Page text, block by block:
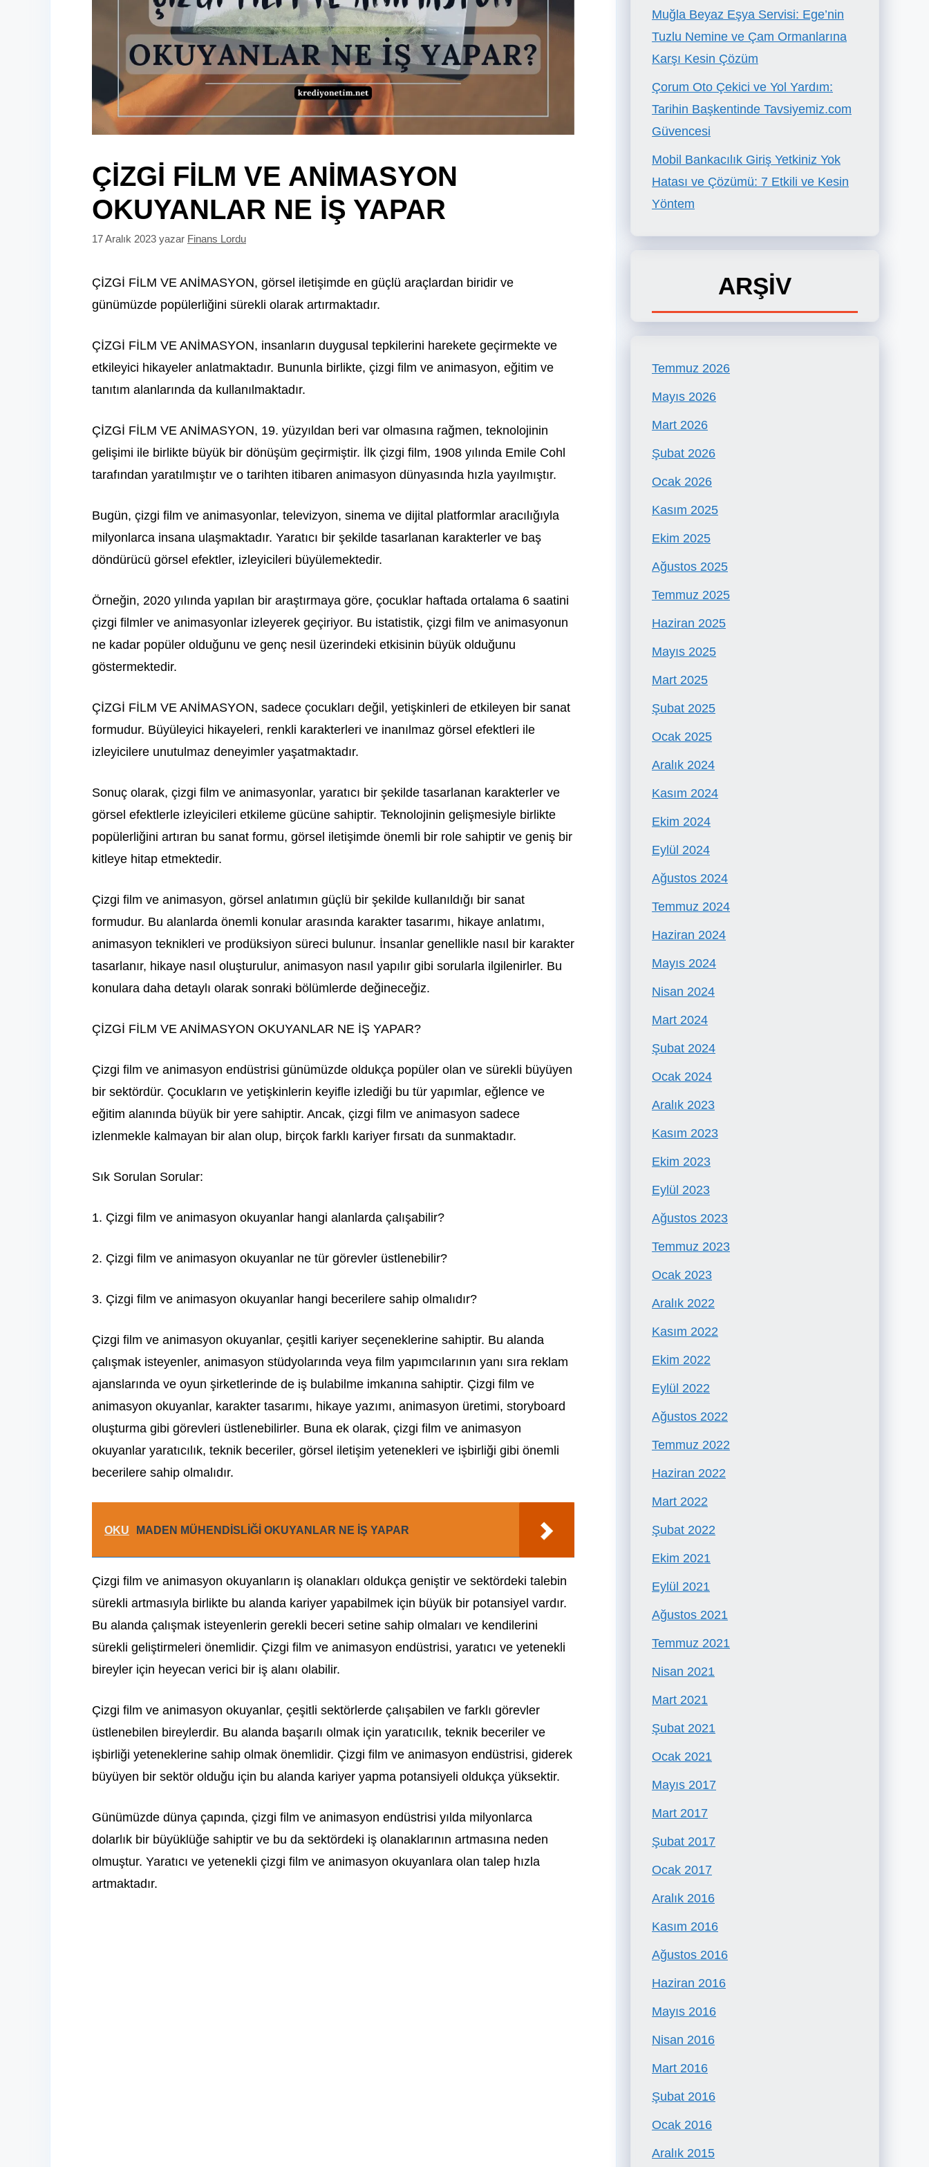
ÇİZGİ FİLM VE ANİMASYON
OKUYANLAR NE İŞ YAPAR
17 Aralık 2023 yazar Finans Lordu
ÇİZGİ FİLM VE ANİMASYON, görsel iletişimde en güçlü araçlardan biridir ve
günümüzde popülerliğini sürekli olarak artırmaktadır.
ÇİZGİ FİLM VE ANİMASYON, insanların duygusal tepkilerini harekete geçirmekte ve
etkileyici hikayeler anlatmaktadır. Bununla birlikte, çizgi film ve animasyon, eğitim ve
tanıtım alanlarında da kullanılmaktadır.
ÇİZGİ FİLM VE ANİMASYON, 19. yüzyıldan beri var olmasına rağmen, teknolojinin
gelişimi ile birlikte büyük bir dönüşüm geçirmiştir. İlk çizgi film, 1908 yılında Emile Cohl
tarafından yaratılmıştır ve o tarihten itibaren animasyon dünyasında hızla yayılmıştır.
Bugün, çizgi film ve animasyonlar, televizyon, sinema ve dijital platformlar aracılığıyla
milyonlarca insana ulaşmaktadır. Yaratıcı bir şekilde tasarlanan karakterler ve baş
döndürücü görsel efektler, izleyicileri büyülemektedir.
Örneğin, 2020 yılında yapılan bir araştırmaya göre, çocuklar haftada ortalama 6 saatini
çizgi filmler ve animasyonlar izleyerek geçiriyor. Bu istatistik, çizgi film ve animasyonun
ne kadar popüler olduğunu ve genç nesil üzerindeki etkisinin büyük olduğunu
göstermektedir.
ÇİZGİ FİLM VE ANİMASYON, sadece çocukları değil, yetişkinleri de etkileyen bir sanat
formudur. Büyüleyici hikayeleri, renkli karakterleri ve inanılmaz görsel efektleri ile
izleyicilere unutulmaz deneyimler yaşatmaktadır.
Sonuç olarak, çizgi film ve animasyonlar, yaratıcı bir şekilde tasarlanan karakterler ve
görsel efektlerle izleyicileri etkileme gücüne sahiptir. Teknolojinin gelişmesiyle birlikte
popülerliğini artıran bu sanat formu, görsel iletişimde önemli bir role sahiptir ve geniş bir
kitleye hitap etmektedir.
Çizgi film ve animasyon, görsel anlatımın güçlü bir şekilde kullanıldığı bir sanat
formudur. Bu alanlarda önemli konular arasında karakter tasarımı, hikaye anlatımı,
animasyon teknikleri ve prodüksiyon süreci bulunur. İnsanlar genellikle nasıl bir karakter
tasarlanır, hikaye nasıl oluşturulur, animasyon nasıl yapılır gibi sorularla ilgilenirler. Bu
konulara daha detaylı olarak sonraki bölümlerde değineceğiz.
ÇİZGİ FİLM VE ANİMASYON OKUYANLAR NE İŞ YAPAR?
Çizgi film ve animasyon endüstrisi günümüzde oldukça popüler olan ve sürekli büyüyen
bir sektördür. Çocukların ve yetişkinlerin keyifle izlediği bu tür yapımlar, eğlence ve
eğitim alanında büyük bir yere sahiptir. Ancak, çizgi film ve animasyon sadece
izlenmekle kalmayan bir alan olup, birçok farklı kariyer fırsatı da sunmaktadır.
Sık Sorulan Sorular:
1. Çizgi film ve animasyon okuyanlar hangi alanlarda çalışabilir?
2. Çizgi film ve animasyon okuyanlar ne tür görevler üstlenebilir?
3. Çizgi film ve animasyon okuyanlar hangi becerilere sahip olmalıdır?
Çizgi film ve animasyon okuyanlar, çeşitli kariyer seçeneklerine sahiptir. Bu alanda
çalışmak isteyenler, animasyon stüdyolarında veya film yapımcılarının yanı sıra reklam
ajanslarında ve oyun şirketlerinde de iş bulabilme imkanına sahiptir. Çizgi film ve
animasyon okuyanlar, karakter tasarımı, hikaye yazımı, animasyon üretimi, storyboard
oluşturma gibi görevleri üstlenebilirler. Buna ek olarak, çizgi film ve animasyon
okuyanlar yaratıcılık, teknik beceriler, görsel iletişim yetenekleri ve işbirliği gibi önemli
becerilere sahip olmalıdır.
OKU MADEN MÜHENDİSLİĞİ OKUYANLAR NE İŞ YAPAR
Çizgi film ve animasyon okuyanların iş olanakları oldukça geniştir ve sektördeki talebin
sürekli artmasıyla birlikte bu alanda kariyer yapabilmek için büyük bir potansiyel vardır.
Bu alanda çalışmak isteyenlerin gerekli beceri setine sahip olmaları ve kendilerini
sürekli geliştirmeleri önemlidir. Çizgi film ve animasyon endüstrisi, yaratıcı ve yetenekli
bireyler için heyecan verici bir iş alanı olabilir.
Çizgi film ve animasyon okuyanlar, çeşitli sektörlerde çalışabilen ve farklı görevler
üstlenebilen bireylerdir. Bu alanda başarılı olmak için yaratıcılık, teknik beceriler ve
işbirliği yeteneklerine sahip olmak önemlidir. Çizgi film ve animasyon endüstrisi, giderek
büyüyen bir sektör olduğu için bu alanda kariyer yapma potansiyeli oldukça yüksektir.
Günümüzde dünya çapında, çizgi film ve animasyon endüstrisi yılda milyonlarca
dolarlık bir büyüklüğe sahiptir ve bu da sektördeki iş olanaklarının artmasına neden
olmuştur. Yaratıcı ve yetenekli çizgi film ve animasyon okuyanlara olan talep hızla
artmaktadır.
Muğla Beyaz Eşya Servisi: Ege’nin
Tuzlu Nemine ve Çam Ormanlarına
Karşı Kesin Çözüm
Çorum Oto Çekici ve Yol Yardım:
Tarihin Başkentinde Tavsiyemiz.com
Güvencesi
Mobil Bankacılık Giriş Yetkiniz Yok
Hatası ve Çözümü: 7 Etkili ve Kesin
Yöntem
ARŞİV
Temmuz 2026
Mayıs 2026
Mart 2026
Şubat 2026
Ocak 2026
Kasım 2025
Ekim 2025
Ağustos 2025
Temmuz 2025
Haziran 2025
Mayıs 2025
Mart 2025
Şubat 2025
Ocak 2025
Aralık 2024
Kasım 2024
Ekim 2024
Eylül 2024
Ağustos 2024
Temmuz 2024
Haziran 2024
Mayıs 2024
Nisan 2024
Mart 2024
Şubat 2024
Ocak 2024
Aralık 2023
Kasım 2023
Ekim 2023
Eylül 2023
Ağustos 2023
Temmuz 2023
Ocak 2023
Aralık 2022
Kasım 2022
Ekim 2022
Eylül 2022
Ağustos 2022
Temmuz 2022
Haziran 2022
Mart 2022
Şubat 2022
Ekim 2021
Eylül 2021
Ağustos 2021
Temmuz 2021
Nisan 2021
Mart 2021
Şubat 2021
Ocak 2021
Mayıs 2017
Mart 2017
Şubat 2017
Ocak 2017
Aralık 2016
Kasım 2016
Ağustos 2016
Haziran 2016
Mayıs 2016
Nisan 2016
Mart 2016
Şubat 2016
Ocak 2016
Aralık 2015